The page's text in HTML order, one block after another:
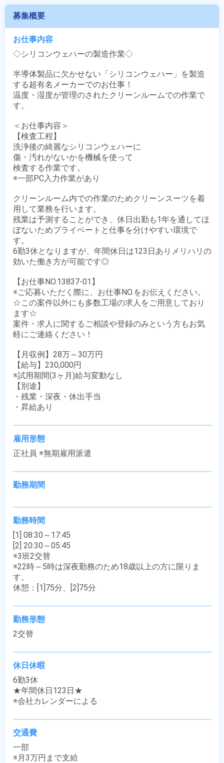
募集概要
お仕事内容
◇シリコンウェハーの製造作業◇
半導体製品に欠かせない「シリコンウェハー」を製造
する超有名メーカーでのお仕事！
温度・湿度が管理のされたクリーンルームでの作業で
す。
＜お仕事内容＞
【検査工程】
洗浄後の綺麗なシリコンウェハーに
傷・汚れがないかを機械を使って
検査する作業です。
※一部PC入力作業があり
クリーンルーム内での作業のためクリーンスーツを着
用して業務を行います。
残業は予測することができ、休日出勤も1年を通してほ
ぼないためプライベートと仕事を分けやすい環境で
す。
6勤3休となりますが、年間休日は123日ありメリハリの
効いた働き方が可能です◎
【お仕事NO.13837-01】
※ご応募いただく際に、お仕事NO.をお伝えください。
☆この案件以外にも多数工場の求人をご用意しており
ます☆
案件・求人に関するご相談や登録のみという方もお気
軽にご連絡ください！
【月収例】28万～30万円
【給与】230,000円
※試用期間(3ヶ月)給与変動なし
【別途】
・残業・深夜・休出手当
・昇給あり
雇用形態
正社員 ※無期雇用派遣
勤務期間
勤務時間
[1] 08:30～17:45
[2] 20:30～05:45
※3班2交替
※22時～5時は深夜勤務のため18歳以上の方に限りま
す。
休憩：[1]75分、[2]75分
勤務形態
2交替
休日休暇
6勤3休
★年間休日123日★
※会社カレンダーによる
交通費
一部
※月3万円まで支給